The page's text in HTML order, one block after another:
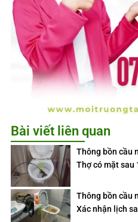
Bài viết liên quan
Thông bồn cầu
Thợ có mặt sau
Thông bồn cầu
Xác nhận lịch